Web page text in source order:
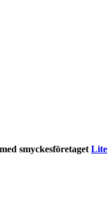
smyckesföretagetLite